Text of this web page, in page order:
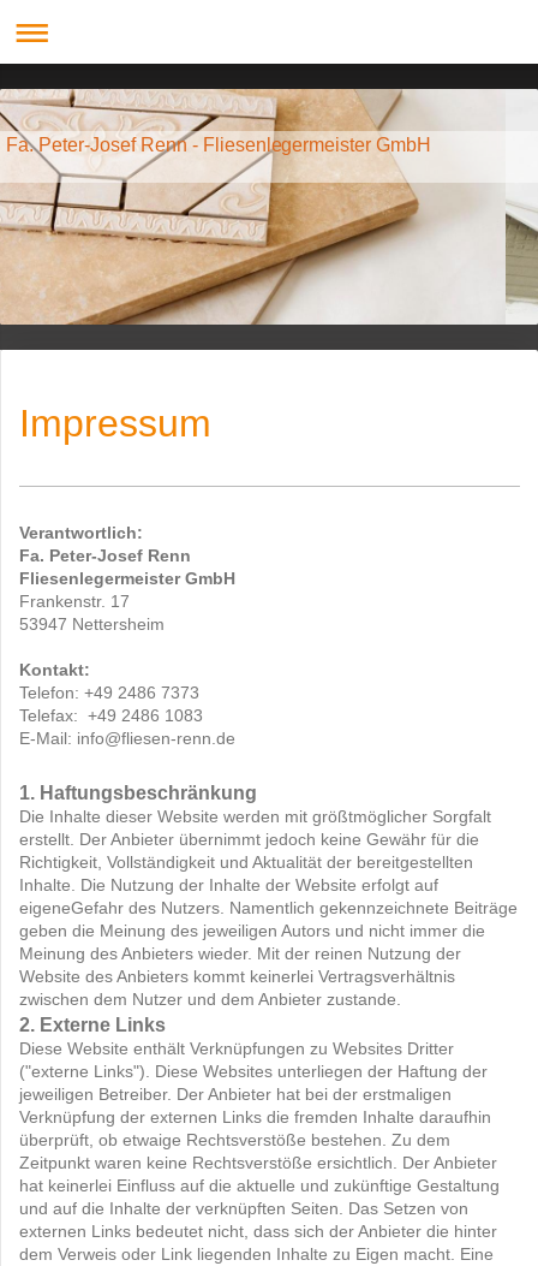
Fa. Peter-Josef Renn - Fliesenlegermeister GmbH
Impressum
Verantwortlich:
Fa. Peter-Josef Renn
Fliesenlegermeister GmbH
Frankenstr. 17
53947 Nettersheim
Kontakt:
Telefon: +49 2486 7373
Telefax: +49 2486 1083
E-Mail: info@fliesen-renn.de
1. Haftungsbeschränkung
Die Inhalte dieser Website werden mit größtmöglicher Sorgfalt
erstellt. Der Anbieter übernimmt jedoch keine Gewähr für die
Richtigkeit, Vollständigkeit und Aktualität der bereitgestellten
Inhalte. Die Nutzung der Inhalte der Website erfolgt auf
eigeneGefahr des Nutzers. Namentlich gekennzeichnete Beiträge
geben die Meinung des jeweiligen Autors und nicht immer die
Meinung des Anbieters wieder. Mit der reinen Nutzung der
Website des Anbieters kommt keinerlei Vertragsverhältnis
zwischen dem Nutzer und dem Anbieter zustande.
2. Externe Links
Diese Website enthält Verknüpfungen zu Websites Dritter
("externe Links"). Diese Websites unterliegen der Haftung der
jeweiligen Betreiber. Der Anbieter hat bei der erstmaligen
Verknüpfung der externen Links die fremden Inhalte daraufhin
überprüft, ob etwaige Rechtsverstöße bestehen. Zu dem
Zeitpunkt waren keine Rechtsverstöße ersichtlich. Der Anbieter
hat keinerlei Einfluss auf die aktuelle und zukünftige Gestaltung
und auf die Inhalte der verknüpften Seiten. Das Setzen von
externen Links bedeutet nicht, dass sich der Anbieter die hinter
dem Verweis oder Link liegenden Inhalte zu Eigen macht. Eine